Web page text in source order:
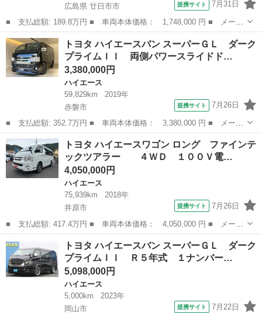
広島県 廿日市市
提携サイト 7月31日
■ 支払総額: 189.8万円 ■ 車両本体価格： 1,748,000 円 ■ メーカ
ー名： トヨタ ■ 車種名： ハイエースバン ■ グレード名： ロ
ングＤＸ ＧＬパッケージ ５ドアバン ディーゼルターボ ユーザ
ー下取り...
広島 廿日市市 ハイエース
トヨタ ハイエースバン スーパーＧＬ ダーク
プライムＩＩ 両側パワースライドド…
3,380,000円
ハイエース
59,829km
2019年
赤磐市
提携サイト 7月26日
■ 支払総額: 352.7万円 ■ 車両本体価格： 3,380,000 円 ■ メーカ
ー名： トヨタ ■ 車種名： ハイエースバン ■ グレード名： ス
ーパーＧＬ ダークプライムＩＩ 両側パワースライドドア フロン
トスポイ...
岡山 赤磐市 ハイエース
トヨタ ハイエースワゴン ロング ファインテ
ックツアラー ４ＷＤ １００Ｖ電…
4,050,000円
ハイエース
75,939km
2018年
井原市
提携サイト 7月26日
■ 支払総額: 417.4万円 ■ 車両本体価格： 4,050,000 円 ■ メーカ
ー名： トヨタ ■ 車種名： ハイエースワゴン ■ グレード名：
ロング ファインテックツアラー ４ＷＤ １００Ｖ電源 両側電
動スライ...
岡山 ハイエース
トヨタ ハイエースバン スーパーＧＬ ダーク
プライムＩＩ Ｒ５年式 １ナンバー…
5,098,000円
ハイエース
5,000km
2023年
岡山市
提携サイト 7月22日